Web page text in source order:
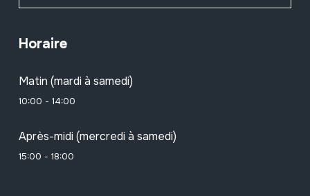
Horaire
Matin (mardi à samedi)
10:00 - 14:00
Après-midi (mercredi à samedi)
15:00 - 18:00